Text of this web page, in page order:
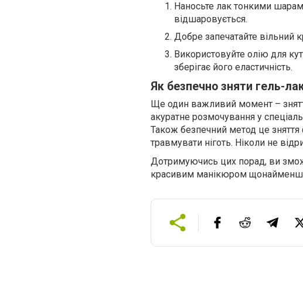
Наносьте лак тонкими
відшаровується.
Добре запечатайте вільний
Використовуйте олію для
зберігає його еластичність.
Як безпечно зняти гель-
Ще один важливий момент –
акуратне розмочування у
Також безпечний метод це
травмувати ніготь. Ніколи не
Дотримуючись цих порад, ви
красивим манікюром